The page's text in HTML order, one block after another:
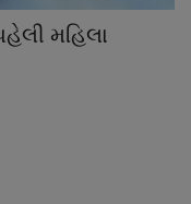
મહિલા